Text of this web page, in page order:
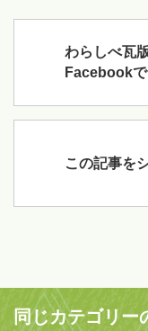
わらしべ瓦
Facebook
この記事を
同じカテゴリー